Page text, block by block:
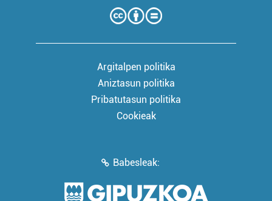
Argitalpen politika
Aniztasun politika
Pribatutasun politika
Cookieak
Babesleak: